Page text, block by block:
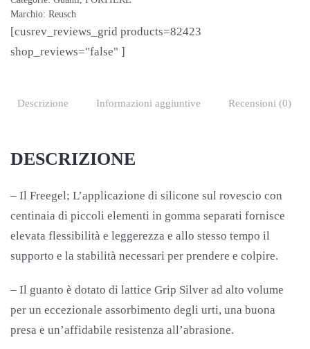
PORTIERE
quantità
Marchio: Reusch
[cusrev_reviews_grid products=82423
shop_reviews="false" ]
Descrizione Informazioni aggiuntive Recensioni (0)
DESCRIZIONE
– Il Freegel; L’applicazione di silicone sul rovescio con
centinaia di piccoli elementi in gomma separati fornisce
elevata flessibilità e leggerezza e allo stesso tempo il
supporto e la stabilità necessari per prendere e colpire.
– Il guanto è dotato di lattice Grip Silver ad alto volume
per un eccezionale assorbimento degli urti, una buona
presa e un’affidabile resistenza all’abrasione.